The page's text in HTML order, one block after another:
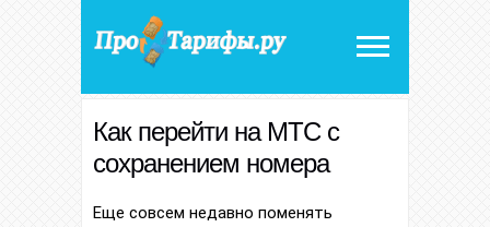
Как перейти на МТС с
сохранением номера
Еще совсем недавно поменять